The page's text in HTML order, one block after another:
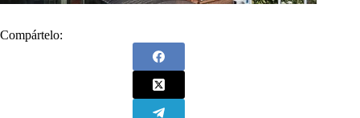
Compártelo: